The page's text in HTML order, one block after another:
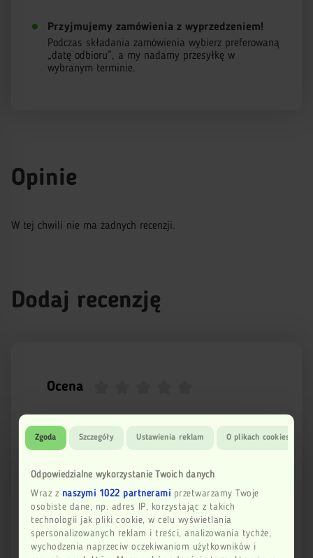
Zgoda Szczegóły Ustawienia reklam O plikach cookies
Odpowiedzialne wykorzystanie Twoich danych
Wraz z naszymi 1022 partneramiprzetwarzamy Twoje
osobiste dane, np. adres IP, korzystając z takich
technologii jak pliki cookie, w celu wyświetlania
spersonalizowanych reklam i treści, analizowania tychże,
wychodzenia naprzeciw oczekiwaniom użytkowników i
Przyjmujemy zamówienia z wyprzedzeniem!
Podczas składania zamówienia wybierz preferowaną
„datę odbioru”, a my nadamy przesyłkę w
wybranym terminie.
Opinie
W tej chwili nie ma żadnych recenzji.
Dodaj recenzję
Ocena
Imię
Twoja opinia